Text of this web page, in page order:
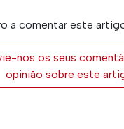
a comentar este
nos os seus
opinião sobre este